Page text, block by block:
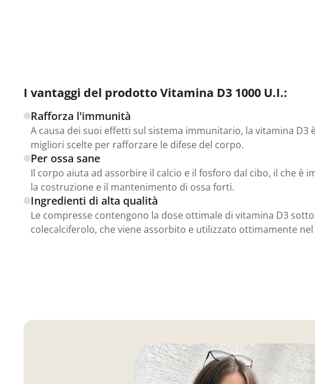
I vantaggi del prodotto Vitamina D3 1000 U.I.:
Rafforza l'immunità
A causa dei suoi effetti sul sistema immunitario, la vitamina D3
migliori scelte per rafforzare le difese del corpo.
Per ossa sane
Il corpo aiuta ad assorbire il calcio e il fosforo dal cibo, il che è
la costruzione e il mantenimento di ossa forti.
Ingredienti di alta qualità
Le compresse contengono la dose ottimale di vitamina D3
colecalciferolo, che viene assorbito e utilizzato ottimamente